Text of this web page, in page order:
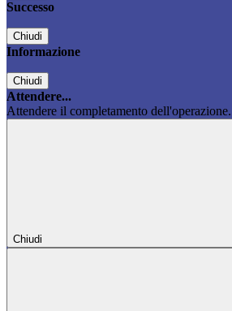
Successo
Chiudi
Informazione
Chiudi
Attendere...
Attendere il completamento
Chiudi